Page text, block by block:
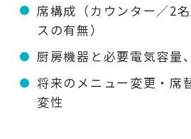
席構成（カウンター／2
スの有無）
厨房機器と必要電気容量
将来のメニュー変更・席
変性